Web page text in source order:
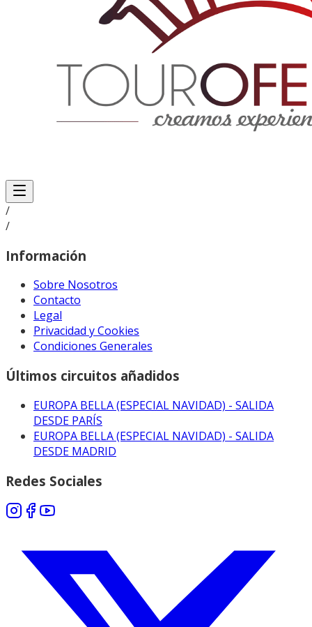
/
/
Información
Sobre Nosotros
Contacto
Legal
Privacidad y Cookies
Condiciones Generales
Últimos circuitos añadidos
EUROPA BELLA (ESPECIAL NAVIDAD) - SALIDA
DESDE PARÍS
EUROPA BELLA (ESPECIAL NAVIDAD) - SALIDA
DESDE MADRID
Redes Sociales